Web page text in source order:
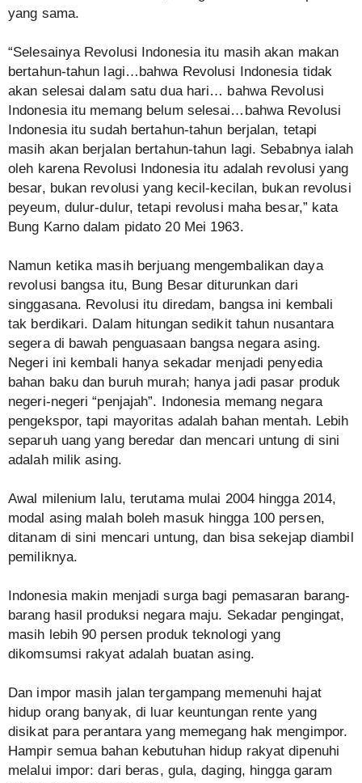
yang sama.
“Selesainya Revolusi Indonesia itu masih akan makan
bertahun-tahun lagi…bahwa Revolusi Indonesia tidak
akan selesai dalam satu dua hari… bahwa Revolusi
Indonesia itu memang belum selesai…bahwa Revolusi
Indonesia itu sudah bertahun-tahun berjalan, tetapi
masih akan berjalan bertahun-tahun lagi. Sebabnya ialah
oleh karena Revolusi Indonesia itu adalah revolusi yang
besar, bukan revolusi yang kecil-kecilan, bukan revolusi
peyeum, dulur-dulur, tetapi revolusi maha besar,” kata
Bung Karno dalam pidato 20 Mei 1963.
Namun ketika masih berjuang mengembalikan daya
revolusi bangsa itu, Bung Besar diturunkan dari
singgasana. Revolusi itu diredam, bangsa ini kembali
tak berdikari. Dalam hitungan sedikit tahun nusantara
segera di bawah penguasaan bangsa negara asing.
Negeri ini kembali hanya sekadar menjadi penyedia
bahan baku dan buruh murah; hanya jadi pasar produk
negeri-negeri “penjajah”. Indonesia memang negara
pengekspor, tapi mayoritas adalah bahan mentah. Lebih
separuh uang yang beredar dan mencari untung di sini
adalah milik asing.
Awal milenium lalu, terutama mulai 2004 hingga 2014,
modal asing malah boleh masuk hingga 100 persen,
ditanam di sini mencari untung, dan bisa sekejap diambil
pemiliknya.
Indonesia makin menjadi surga bagi pemasaran barang-
barang hasil produksi negara maju. Sekadar pengingat,
masih lebih 90 persen produk teknologi yang
dikomsumsi rakyat adalah buatan asing.
Dan impor masih jalan tergampang memenuhi hajat
hidup orang banyak, di luar keuntungan rente yang
disikat para perantara yang memegang hak mengimpor.
Hampir semua bahan kebutuhan hidup rakyat dipenuhi
melalui impor: dari beras, gula, daging, hingga garam